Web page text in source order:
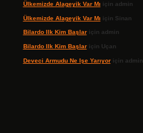
Ülkemizde Alageyik Var Mı için admin
Ülkemizde Alageyik Var Mı için Sinan
Bilardo Ilk Kim Başlariçin admin
Bilardo Ilk Kim Başlariçin Uçan
Deveci Armudu Ne Işe Yarıyoriçin admin